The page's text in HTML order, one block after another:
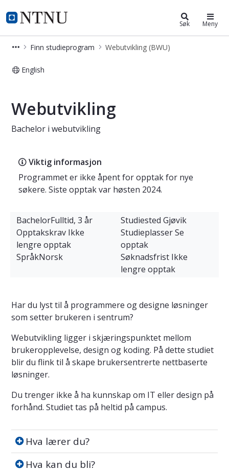
NTNU Hjemmeside
Webutvikling (BWU) Søk Meny
Finn studieprogram Webutvikling (BWU)
English
Webutvikling
Bachelor i webutvikling
Viktig informasjon
Programmet er ikke åpent for opptak for nye
søkere. Siste opptak var høsten 2024.
BachelorFulltid, 3 år Studiested Gjøvik
Opptakskrav Ikke
lengre opptak
StudieplasserSe
opptak
SpråkNorsk Søknadsfrist Ikke
lengre opptak
Har du lyst til å programmere og designe løsninger
som setter brukeren i sentrum?
Webutvikling ligger i skjæringspunktet mellom
brukeropplevelse, design og koding. På dette studiet
blir du flink til å skape brukersentrerte nettbaserte
løsninger.
Du trenger ikke å ha kunnskap om IT eller design på
forhånd. Studiet tas på heltid på campus.
Hva lærer du?
Hva lærer du?
Hva kan du bli?
Hva kan du bli?